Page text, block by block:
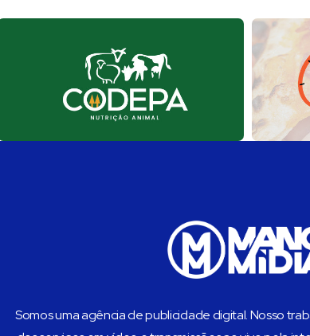
Somos uma agência de publicidade digital. Nosso